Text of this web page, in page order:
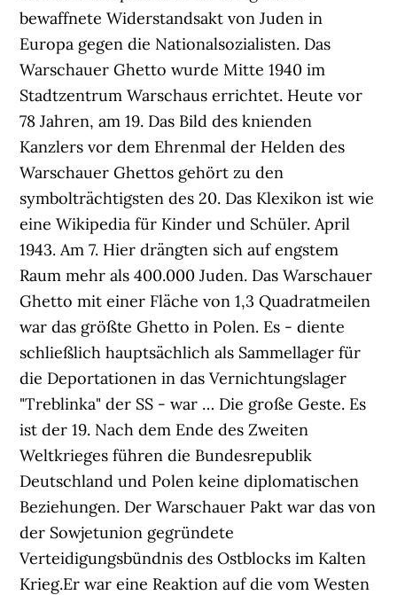
bewaffnete Widerstandsakt von Juden in
Europa gegen die Nationalsozialisten. Das
Warschauer Ghetto wurde Mitte 1940 im
Stadtzentrum Warschaus errichtet. Heute vor
78 Jahren, am 19. Das Bild des knienden
Kanzlers vor dem Ehrenmal der Helden des
Warschauer Ghettos gehört zu den
symbolträchtigsten des 20. Das Klexikon ist wie
eine Wikipedia für Kinder und Schüler. April
1943. Am 7. Hier drängten sich auf engstem
Raum mehr als 400.000 Juden. Das Warschauer
Ghetto mit einer Fläche von 1,3 Quadratmeilen
war das größte Ghetto in Polen. Es - diente
schließlich hauptsächlich als Sammellager für
die Deportationen in das Vernichtungslager
"Treblinka" der SS - war … Die große Geste. Es
ist der 19. Nach dem Ende des Zweiten
Weltkrieges führen die Bundesrepublik
Deutschland und Polen keine diplomatischen
Beziehungen. Der Warschauer Pakt war das von
der Sowjetunion gegründete
Verteidigungsbündnis des Ostblocks im Kalten
Krieg.Er war eine Reaktion auf die vom Westen